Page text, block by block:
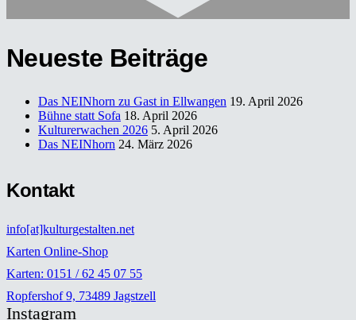
Neueste Beiträge
Das NEINhorn zu Gast in Ellwangen 19. April 2026
Bühne statt Sofa 18. April 2026
Kulturerwachen 2026 5. April 2026
Das NEINhorn 24. März 2026
Kontakt
info[at]kulturgestalten.net
Karten Online-Shop
Karten: 0151 / 62 45 07 55
Ropfershof 9, 73489 Jagstzell
Instagram